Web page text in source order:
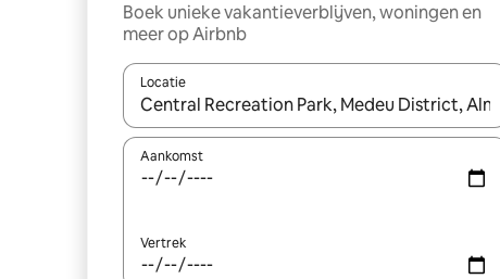
Boek unieke vakantieverblijven, woningen en
meer op Airbnb
Locatie
Wanneer er suggesties beschikbaar zijn, maak je
Aankomst
Vertrek